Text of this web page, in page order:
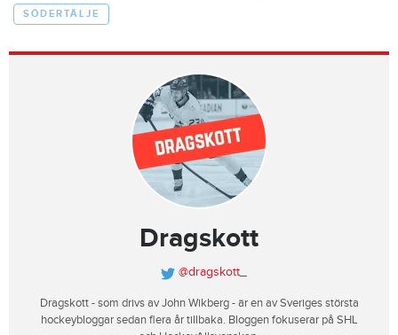
SÖDERTÄLJE
Dragskott
@dragskott_
Dragskott - som drivs av John Wikberg - är en av Sveriges största
hockeybloggar sedan flera år tillbaka. Bloggen fokuserar på SHL